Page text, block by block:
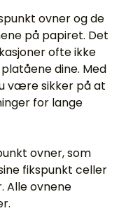
ovner og de
på papiret. Det
ofte ikke
dine. Med
være sikker på at
for lange
ovner, som
fikspunkt celler
Alle ovnene